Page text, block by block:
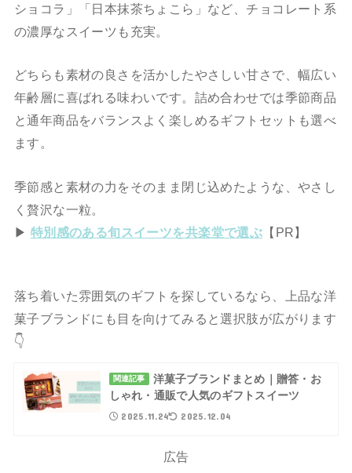
ショコラ」「日本抹茶ちょこら」など、チョコレート系
の濃厚なスイーツも充実。
どちらも素材の良さを活かしたやさしい甘さで、幅広い
年齢層に喜ばれる味わいです。詰め合わせでは季節商品
と通年商品をバランスよく楽しめるギフトセットも選べ
ます。
季節感と素材の力をそのまま閉じ込めたような、やさし
く贅沢な一粒。
▶ 特別感のある旬スイーツを共楽堂で選ぶ 【PR】
落ち着いた雰囲気のギフトを探しているなら、上品な洋
菓子ブランドにも目を向けてみると選択肢が広がります
👇️
関連記事
洋菓子ブランドまとめ｜贈答・お
しゃれ・通販で人気のギフトスイーツ
2025.11.24 2025.12.04
広告